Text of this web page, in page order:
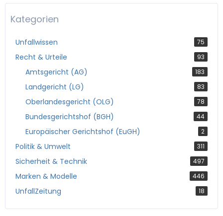
Kategorien
Unfallwissen 75
Recht & Urteile 93
Amtsgericht (AG) 183
Landgericht (LG) 83
Oberlandesgericht (OLG) 78
Bundesgerichtshof (BGH) 44
Europäischer Gerichtshof (EuGH) 2
Politik & Umwelt 311
Sicherheit & Technik 497
Marken & Modelle 446
UnfallZeitung 18